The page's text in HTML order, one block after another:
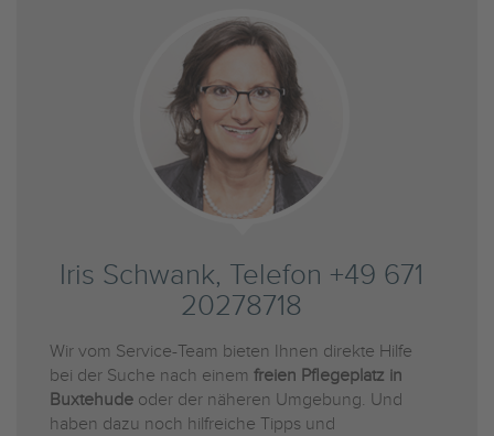
Iris Schwank, Telefon +49 671
20278718
Wir vom Service-Team bieten Ihnen direkte Hilfe
bei der Suche nach einem freien Pflegeplatz in
Buxtehude oder der näheren Umgebung. Und
haben dazu noch hilfreiche Tipps und